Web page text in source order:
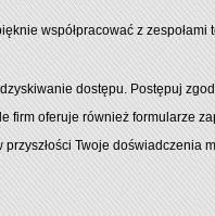
współpracować z
dostępu. Postępuj
firm oferuje również formularze
Twoje